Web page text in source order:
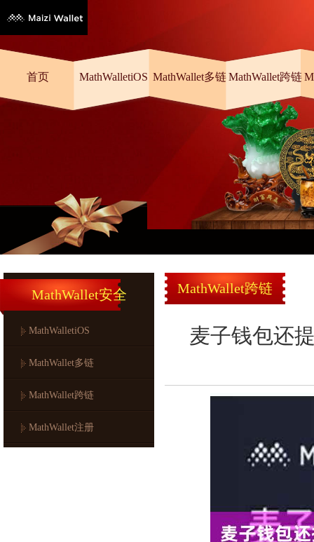
首页 MathWalletiOS MathWallet多链 MathWallet跨链
MathWallet安全
MathWalletiOS
MathWallet多链
MathWallet跨链
MathWallet注册
MathWallet跨链
麦子钱包还